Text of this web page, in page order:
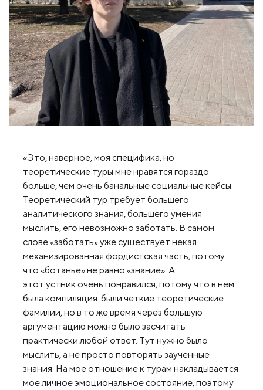
«Это, наверное, моя специфика, но
теоретические туры мне нравятся гораздо
больше, чем очень банальные социальные кейсы.
Теоретический тур требует большего
аналитического знания, большего умения
мыслить, его невозможно заботать. В самом
слове «заботать» уже существует некая
механизированная фордистская часть, потому
что «ботанье» не равно «знание». А
этот устник очень понравился, потому что в нем
была компиляция: были четкие теоретические
фамилии, но в то же время через большую
аргументацию можно было засчитать
практически любой ответ. Тут нужно было
мыслить, а не просто повторять заученные
знания. На мое отношение к турам накладывается
мое личное эмоциональное состояние, поэтому